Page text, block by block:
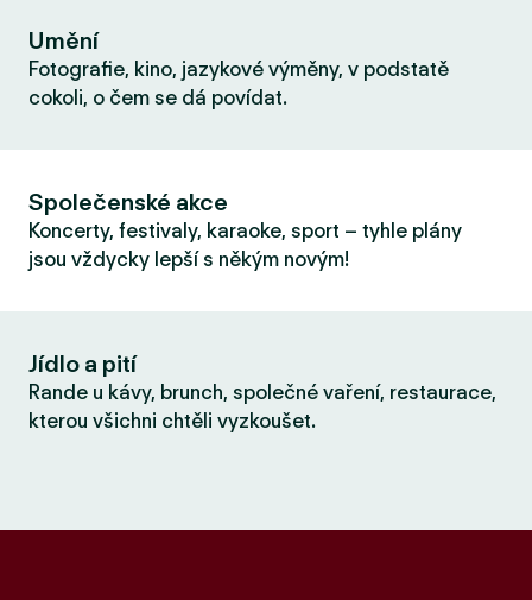
Umění
Fotografie, kino, jazykové výměny, v podstatě
cokoli, o čem se dá povídat.
Společenské akce
Koncerty, festivaly, karaoke, sport – tyhle plány
jsou vždycky lepší s někým novým!
Jídlo a pití
Rande u kávy, brunch, společné vaření, restaurace,
kterou všichni chtěli vyzkoušet.